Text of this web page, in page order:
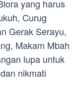
yang harus
Curug
Gerak Serayu,
Makam Mbah
lupa untuk
nikmati